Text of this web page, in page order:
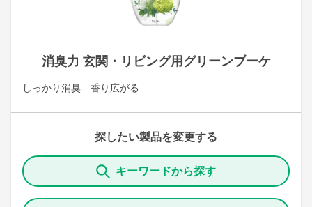
消臭力 玄関・リビング用グリーンブーケ
しっかり消臭 香り広がる
探したい製品を変更する
キーワードから探す